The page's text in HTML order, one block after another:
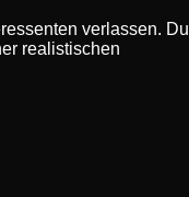
verlassen. Du
realistischen